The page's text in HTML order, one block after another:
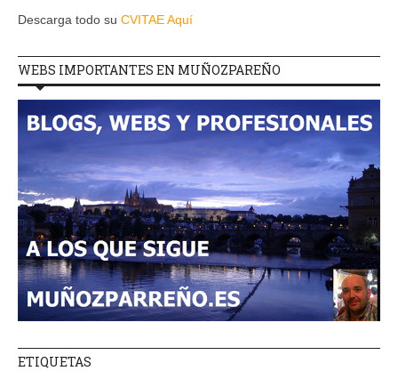
Descarga todo su CVITAE Aquí
WEBS IMPORTANTES EN MUÑOZPAREÑO
ETIQUETAS